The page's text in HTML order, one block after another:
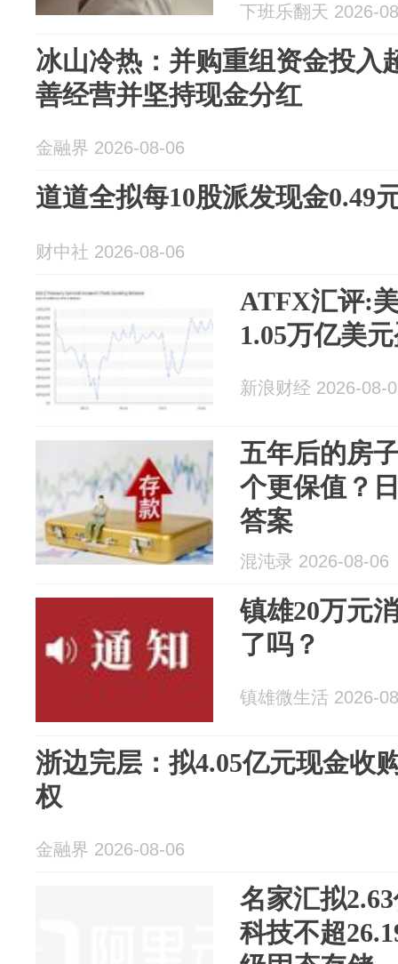
下班乐翻天 2026-
冰山冷热：并购重组资金投入
善经营并坚持现金分红
金融界 2026-08-06
道道全拟每10股派发现金0.49
财中社 2026-08-06
ATFX汇评:
1.05万亿美
新浪财经 2026-08-
五年后的房
个更保值？
答案
混沌录 2026-08-06
镇雄20万元
了吗？
镇雄微生活 2026-
浙边完层：拟4.05亿元现金收
权
金融界 2026-08-06
名家汇拟
科技不超